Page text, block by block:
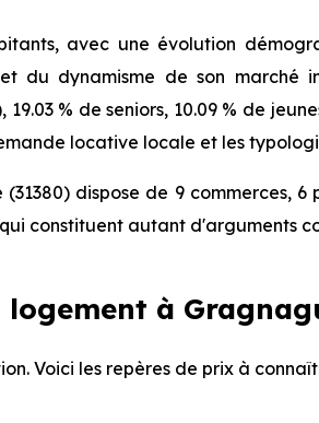
avec une évolution
du dynamisme de son marché
% de seniors, 10.09 % de
locative locale et les
dispose de 9 commerces, 6
constituent autant d'arguments
à
Voici les repères de prix à